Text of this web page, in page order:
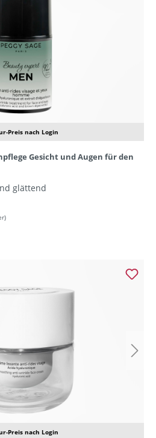
Preis nach Login
Gesicht und Augen für den
glättend
Preis nach Login